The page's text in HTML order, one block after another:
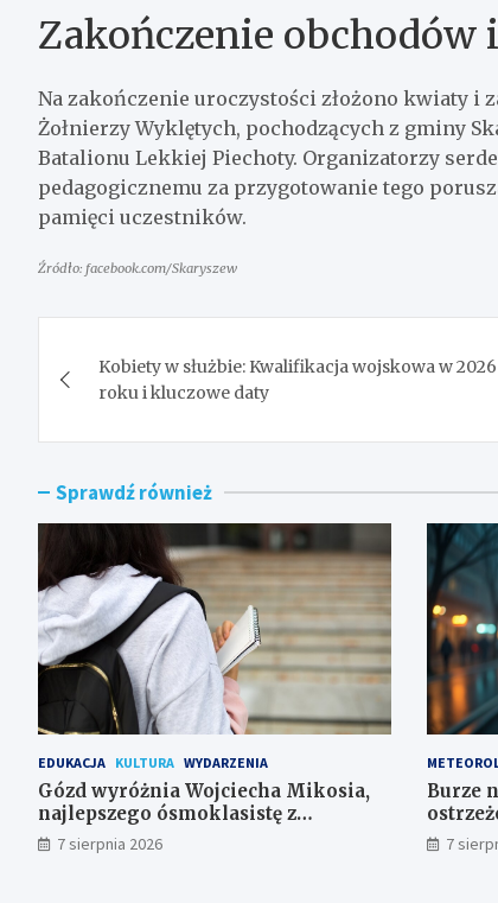
Zakończenie obchodów
Na zakończenie uroczystości złożono kwiaty
Żołnierzy Wyklętych, pochodzących z gminy
Batalionu Lekkiej Piechoty. Organizatorzy
pedagogicznemu za przygotowanie tego
pamięci uczestników.
Źródło: facebook.com/Skaryszew
wpisu
Kobiety w służbie: Kwalifikacja wojskowa w 2026
roku i kluczowe daty
Sprawdź również
EDUKACJA KULTURA WYDARZENIA
Gózd wyróżnia Wojciecha Mikosia,
najlepszego ósmoklasistę z
doskonałymi wynikami!
7 sierpnia 2026
Burze
7